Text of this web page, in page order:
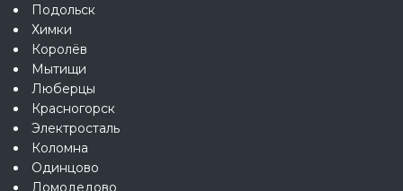
Подольск
Химки
Королёв
Мытищи
Люберцы
Красногорск
Электросталь
Коломна
Одинцово
Домодедово